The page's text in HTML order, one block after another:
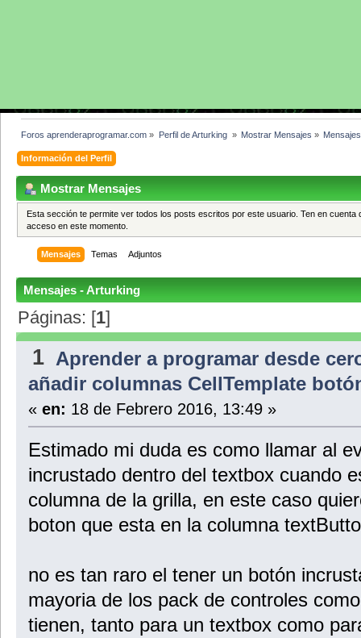
Foros aprenderaprogramar.com » Perfil de Arturking » Mostrar Mensajes » Mensajes
Información del Perfil
Mostrar Mensajes
Esta sección te permite ver todos los posts escritos por este usuario. Ten en
acceso en este momento.
Mensajes Temas Adjuntos
Mensajes - Arturking
Páginas: [1]
1 Aprender a programar desde
añadir columnas CellTemplate
« en: 18 de Febrero 2016, 13:49 »
Estimado mi duda es como llamar al
incrustado dentro del textbox cuando
columna de la grilla, en este caso
boton que esta en la columna
no es tan raro el tener un botón
mayoria de los pack de controles
tienen, tanto para un textbox como